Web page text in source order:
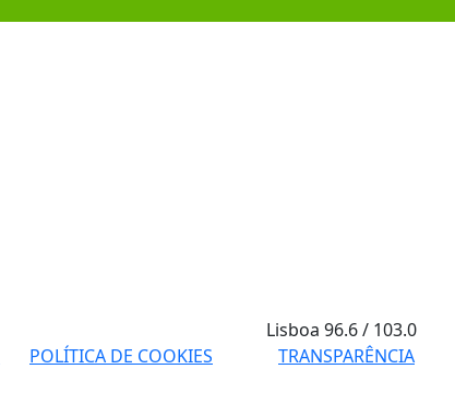
Lisboa96.6 / 103.0
POLÍTICA DE COOKIES TRANSPARÊNCIA